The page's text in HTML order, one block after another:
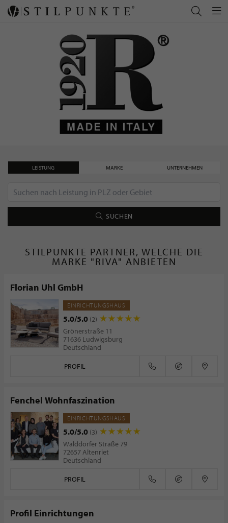
LEISTUNG MARKE UNTERNEHMEN
SUCHEN
STILPUNKTE PARTNER, WELCHE DIE
MARKE "RIVA" ANBIETEN
Florian Uhl GmbH
EINRICHTUNGSHAUS
5.0/5.0 (2)
Grönerstraße 11
71636 Ludwigsburg
Deutschland
PROFIL
Fenchel Wohnfaszination
EINRICHTUNGSHAUS
5.0/5.0 (3)
Walddorfer Straße 79
72657 Altenriet
Deutschland
PROFIL
Profil Einrichtungen